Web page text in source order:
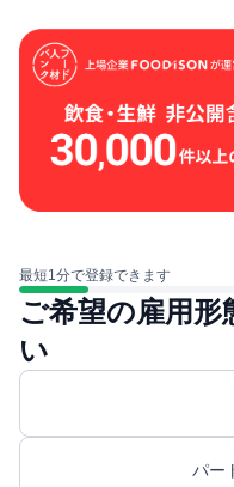
最短1分で登録できます
ご希望の雇用形
い
パー